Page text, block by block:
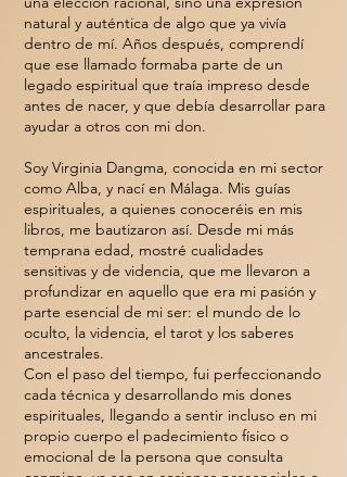
natural y auténtica de algo que ya vivía
dentro de mí. Años después, comprendí
que ese llamado formaba parte de un
legado espiritual que traía impreso desde
antes de nacer, y que debía desarrollar para
ayudar a otros con mi don.
Soy Virginia Dangma, conocida en mi sector
como Alba, y nací en Málaga. Mis guías
espirituales, a quienes conoceréis en mis
libros, me bautizaron así. Desde mi más
temprana edad, mostré cualidades
sensitivas y de videncia, que me llevaron a
profundizar en aquello que era mi pasión y
parte esencial de mi ser: el mundo de lo
oculto, la videncia, el tarot y los saberes
ancestrales.
Con el paso del tiempo, fui perfeccionando
cada técnica y desarrollando mis dones
espirituales, llegando a sentir incluso en mi
propio cuerpo el padecimiento físico o
emocional de la persona que consulta